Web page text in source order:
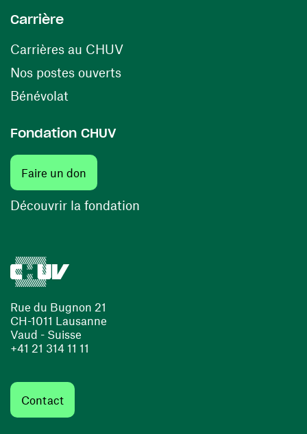
Rue du Bugnon 21
CH-1011 Lausanne
Vaud - Suisse
+41 21 314 11 11
Contact
Carrière
Carrières au CHUV(ouvre une nouvelle fenêtre)
Nos postes ouverts(ouvre une nouvelle fenêtre)
Bénévolat
Fondation CHUV
Faire un don
Découvrir la fondation